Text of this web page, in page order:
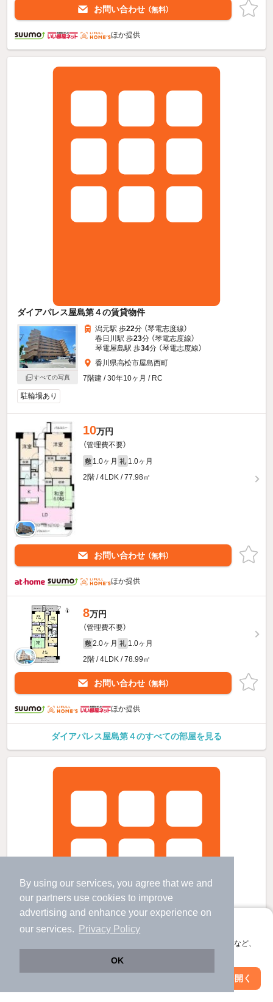
By using our services, you agree that we and
our partners use cookies to improve
advertising and enhance your experience on
our services.
Privacy Policy
OK
アプリに切り替えて、サクサクお部屋探し
会員登録なしですぐ使える。マップ検索やお気に入り保存など、
アプリを開く
お問い合わせ （無料）
ほか提供
ダイアパレス屋島第４の賃貸物件
すべての写真
潟元駅 歩22分 （琴電志度線）
春日川駅 歩23分 （琴電志度線）
琴電屋島駅 歩34分 （琴電志度線）
香川県高松市屋島西町
7階建 / 30年10ヶ月 / RC
駐輪場あり
10万円
（管理費不要）
敷 1.0ヶ月 礼 1.0ヶ月
2階 / 4LDK / 77.98㎡
お問い合わせ （無料）
ほか提供
8万円
（管理費不要）
敷 2.0ヶ月 礼 1.0ヶ月
2階 / 4LDK / 78.99㎡
お問い合わせ （無料）
ほか提供
ダイアパレス屋島第４のすべての部屋を見る
絞り込み条件を変更